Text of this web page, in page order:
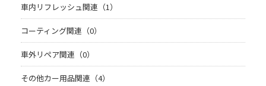
車内リフレッシュ関連（1）
コーティング関連（0）
車外リペア関連（0）
その他カー用品関連（4）